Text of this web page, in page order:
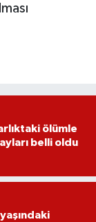
ölümle
belli oldu